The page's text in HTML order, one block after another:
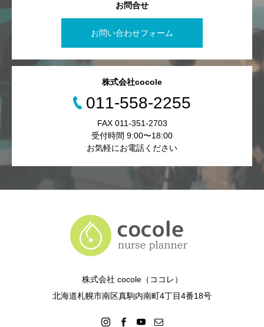
お問合せ
お問い合わせフォーム
株式会社cocole
011-558-2255
FAX 011-351-2703
受付時間 9:00〜18:00
お気軽にお電話ください
株式会社 cocole（ココレ）
北海道札幌市南区真駒内南町4丁目4番18号